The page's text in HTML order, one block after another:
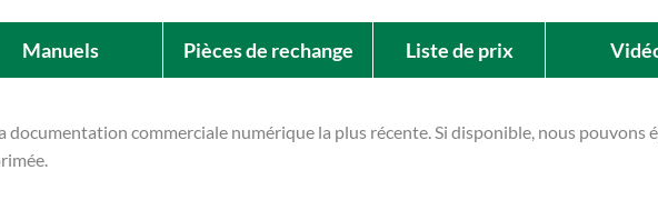
Manuels Pièces de rechange Liste de prix
documentation commerciale numérique la plus récente. Si disponible, nous pouvons